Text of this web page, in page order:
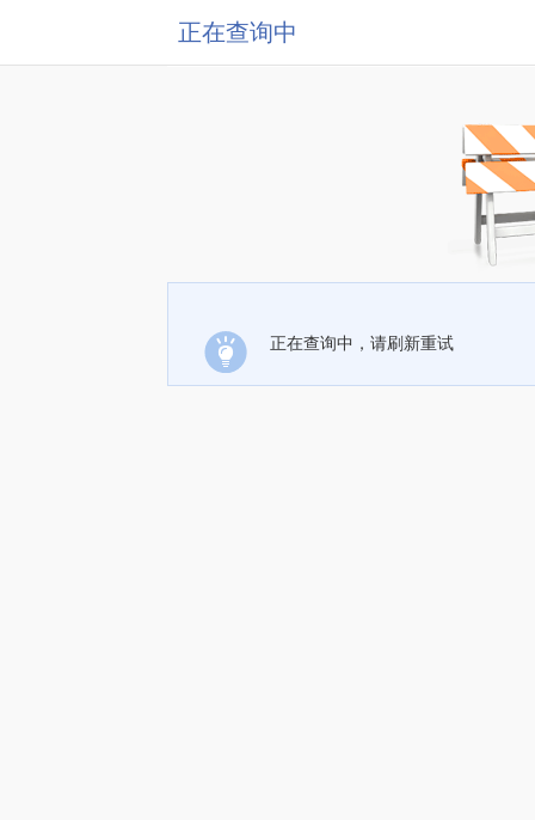
正在查询中
正在查询中，请刷新重试